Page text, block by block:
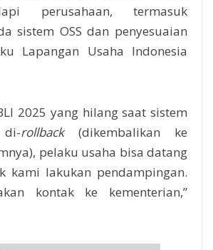
perusahaan, termasuk
sistem OSS dan penyesuaian
Lapangan Usaha Indonesia
2025 yang hilang saat sistem
di-rollback (dikembalikan ke
pelaku usaha bisa datang
kami lakukan pendampingan.
kontak ke kementerian,”